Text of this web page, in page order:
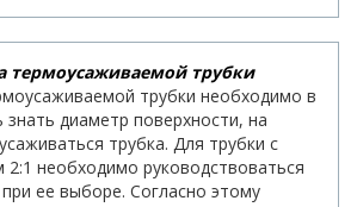
термоусаживаемой трубки
трубки необходимо в
диаметр поверхности, на
трубка. Для трубки с
необходимо руководствоваться
ее выборе. Согласно этому